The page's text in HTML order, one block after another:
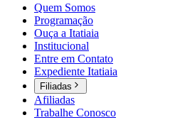
Quem Somos
Programação
Ouça a Itatiaia
Institucional
Entre em Contato
Expediente Itatiaia
Filiadas
Afiliadas
Trabalhe Conosco